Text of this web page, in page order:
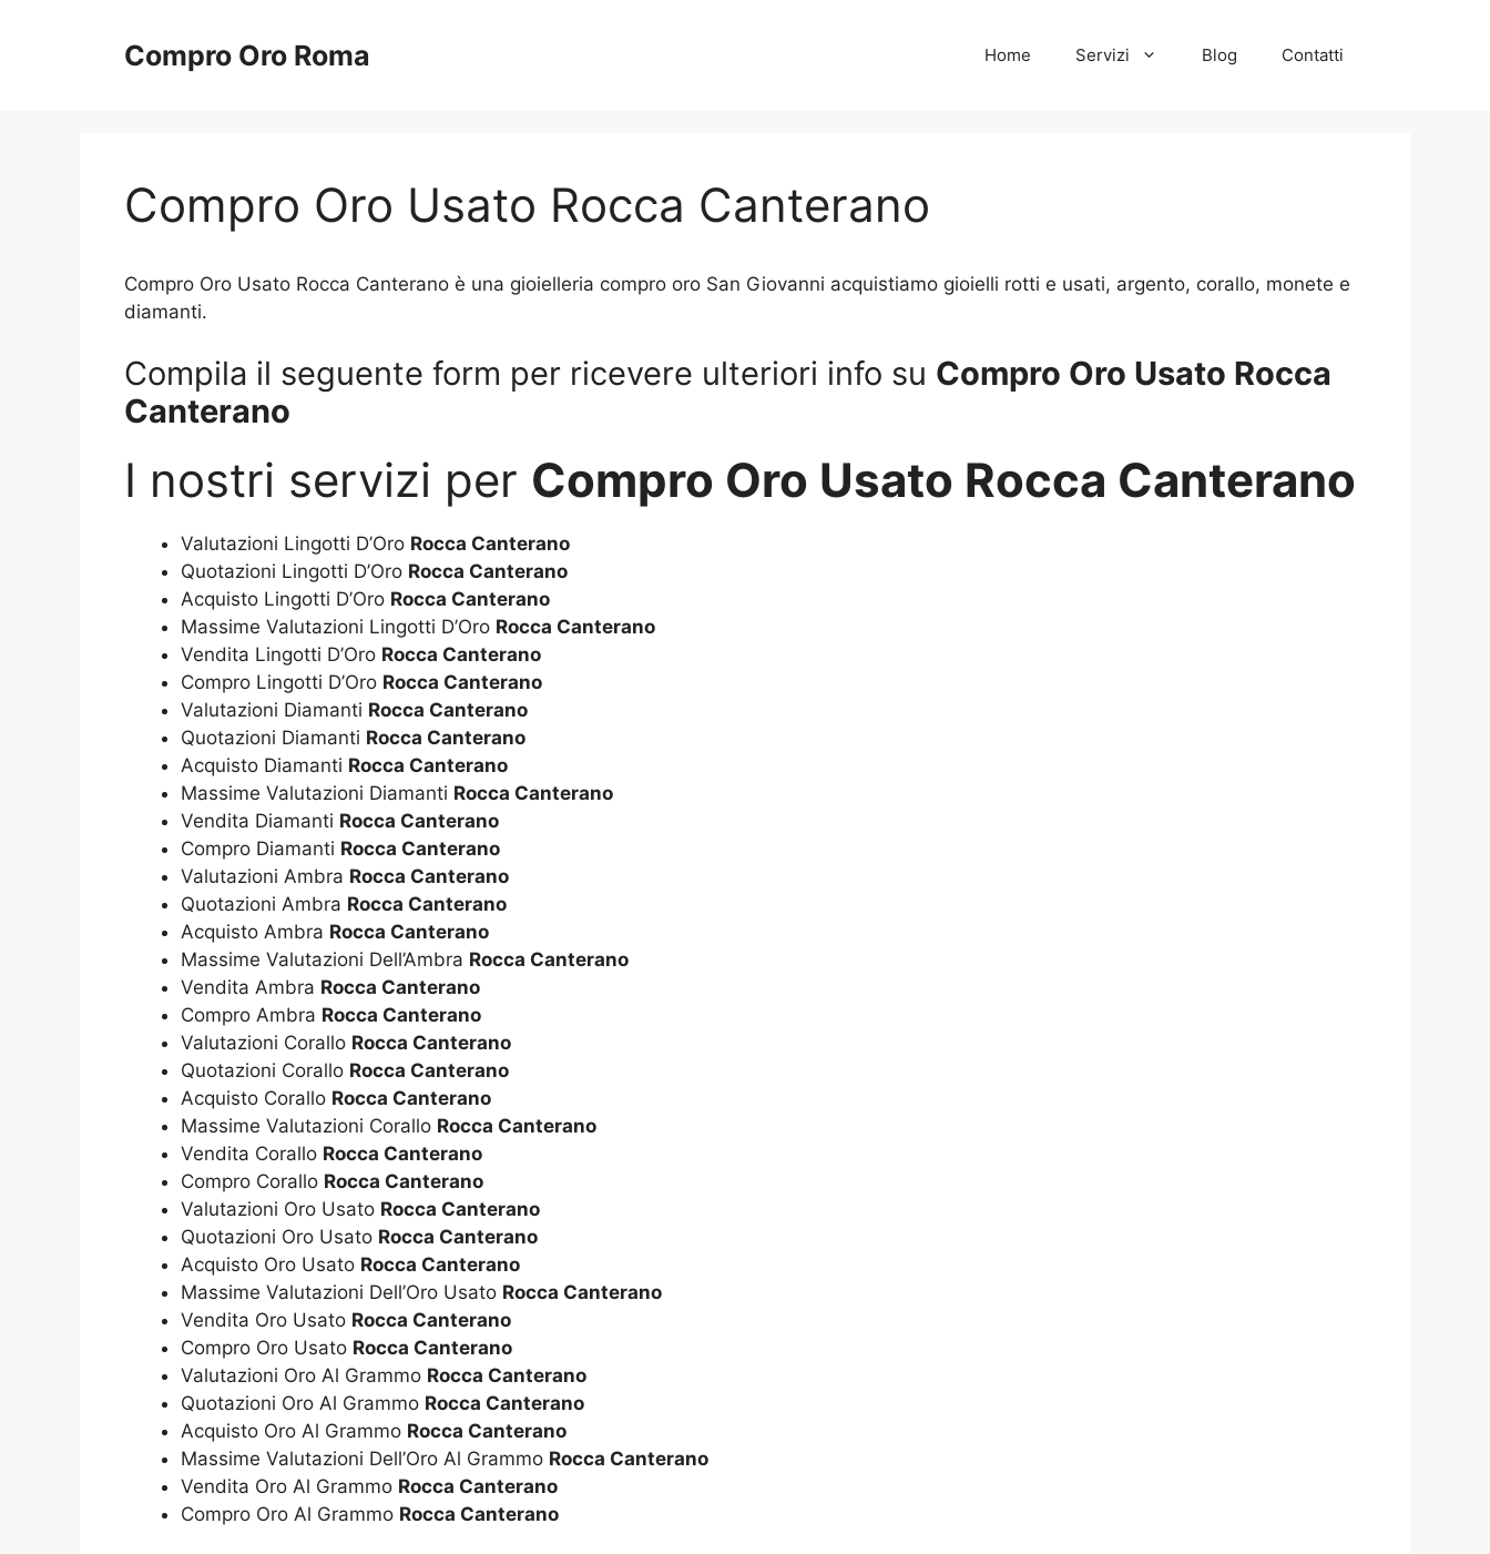
Compro Oro Roma Home Servizi Blog Contatti
Compro Oro Usato Rocca Canterano
Compro Oro Usato Rocca Canterano è una gioielleria compro oro San Giovanni acquistiamo gioielli rotti e usati, argento, corallo, monete e
diamanti.
Compila il seguente form per ricevere ulteriori info su Compro Oro Usato Rocca
Canterano
I nostri servizi per Compro Oro Usato Rocca Canterano
Valutazioni Lingotti D’Oro Rocca Canterano
Quotazioni Lingotti D’Oro Rocca Canterano
Acquisto Lingotti D’Oro Rocca Canterano
Massime Valutazioni Lingotti D’Oro Rocca Canterano
Vendita Lingotti D’Oro Rocca Canterano
Compro Lingotti D’Oro Rocca Canterano
Valutazioni Diamanti Rocca Canterano
Quotazioni Diamanti Rocca Canterano
Acquisto Diamanti Rocca Canterano
Massime Valutazioni Diamanti Rocca Canterano
Vendita Diamanti Rocca Canterano
Compro Diamanti Rocca Canterano
Valutazioni Ambra Rocca Canterano
Quotazioni Ambra Rocca Canterano
Acquisto Ambra Rocca Canterano
Massime Valutazioni Dell’Ambra Rocca Canterano
Vendita Ambra Rocca Canterano
Compro Ambra Rocca Canterano
Valutazioni Corallo Rocca Canterano
Quotazioni Corallo Rocca Canterano
Acquisto Corallo Rocca Canterano
Massime Valutazioni Corallo Rocca Canterano
Vendita Corallo Rocca Canterano
Compro Corallo Rocca Canterano
Valutazioni Oro Usato Rocca Canterano
Quotazioni Oro Usato Rocca Canterano
Acquisto Oro Usato Rocca Canterano
Massime Valutazioni Dell’Oro Usato Rocca Canterano
Vendita Oro Usato Rocca Canterano
Compro Oro Usato Rocca Canterano
Valutazioni Oro Al Grammo Rocca Canterano
Quotazioni Oro Al Grammo Rocca Canterano
Acquisto Oro Al Grammo Rocca Canterano
Massime Valutazioni Dell’Oro Al Grammo Rocca Canterano
Vendita Oro Al Grammo Rocca Canterano
Compro Oro Al Grammo Rocca Canterano